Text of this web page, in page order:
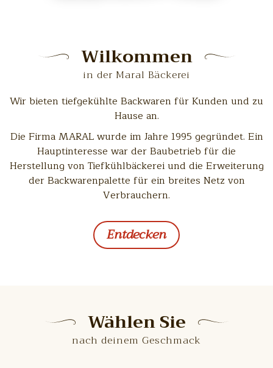
Wilkommen
in der Maral Bäckerei
Wir bieten tiefgekühlte Backwaren für Kunden und zu
Hause an.
Die Firma MARAL wurde im Jahre 1995 gegründet. Ein
Hauptinteresse war der Baubetrieb für die
Herstellung von Tiefkühlbäckerei und die Erweiterung
der Backwarenpalette für ein breites Netz von
Verbrauchern.
Entdecken
Wählen Sie
nach deinem Geschmack